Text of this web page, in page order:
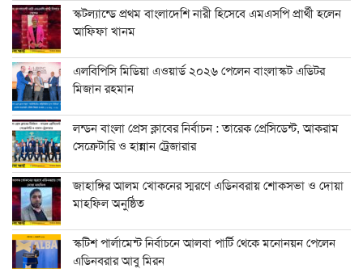
স্কটল্যান্ডে প্রথম বাংলাদেশি নারী হিসেবে এমএসপি প্রার্থী হলেন
আফিফা খানম
এলবিপিসি মিডিয়া এওয়ার্ড ২০২৬ পেলেন বাংলাস্কট এডিটর
মিজান রহমান
লন্ডন বাংলা প্রেস ক্লাবের নির্বাচন : তারেক প্রেসিডেন্ট, আকরাম
সেক্রেটারি ও হান্নান ট্রেজারার
জাহাঙ্গির আলম খোকনের স্মরণে এডিনবরায় শোকসভা ও দোয়া
মাহফিল অনুষ্ঠিত
স্কটিশ পার্লামেন্ট নির্বাচনে আলবা পার্টি থেকে মনোনয়ন পেলেন
এডিনবরার আবু মিরন